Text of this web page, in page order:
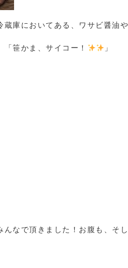
庫においてある、ワサビ醤油
「笹かま、サイコー！ 」
なで頂きました！お腹も、そ